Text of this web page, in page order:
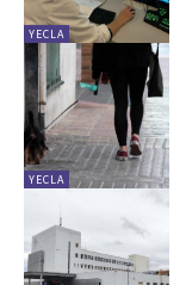
YECLA
YECLA